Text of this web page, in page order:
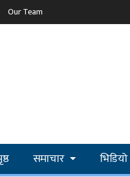
Our Team
समाचार भिडियो